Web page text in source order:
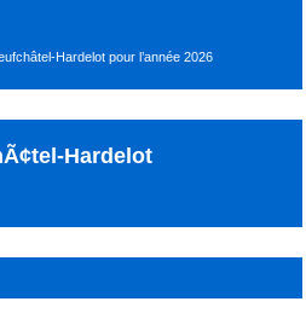
Hardelot pour l’année 2026
Hardelot